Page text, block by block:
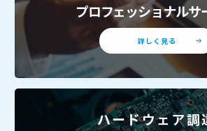
プロフェッショナルサ
詳しく見る
ハードウェア調